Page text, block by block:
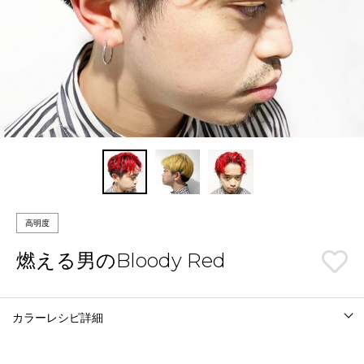
高明度
燃える男のBloody Red
カラーレシピ詳細